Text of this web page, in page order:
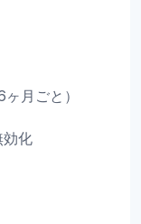
月ごと）
効化